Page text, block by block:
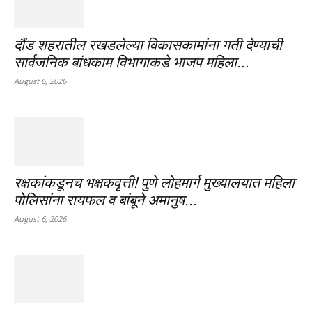
दौंड शहरातील रखडलेल्या विकासकामांना गती देण्याची
सार्वजनिक बांधकाम विभागाकडे भाजप महिला...
August 6, 2026
रक्षकांकडूनच भक्षकवृत्ती! पुणे लोहमार्ग मुख्यालयात महिला
पोलिसांना रायफल व बांबूने अमानुष...
August 6, 2026